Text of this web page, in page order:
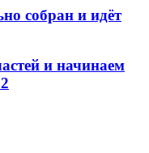
собран и идёт
и начинаем